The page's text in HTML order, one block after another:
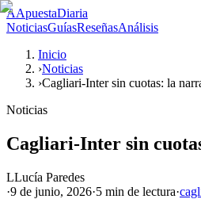
AApuestaDiaria
NoticiasGuíasReseñasAnálisis
Inicio
›Noticias
›Cagliari-Inter sin cuotas: la
Noticias
Cagliari-Inter sin
LLucía Paredes
·9 de junio, 2026·5 min de lectura·